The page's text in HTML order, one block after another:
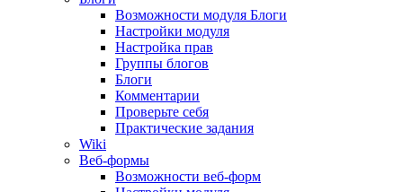
Возможности модуля Блоги
Настройки модуля
Настройка прав
Группы блогов
Блоги
Комментарии
Проверьте себя
Практические задания
Wiki
Веб-формы
Возможности веб-форм